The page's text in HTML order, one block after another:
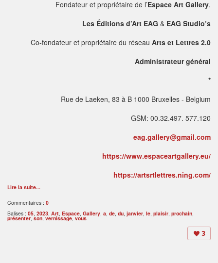
Fondateur et propriétaire de l’Espace Art Gallery,
Les Éditions d’Art EAG & EAG Studio’s
Co-fondateur et propriétaire du réseau Arts et Lettres 2.0
Administrateur général
*
Rue de Laeken, 83 à B 1000 Bruxelles - Belgium
GSM: 00.32.497. 577.120
eag.gallery@gmail.com
https://www.espaceartgallery.eu/
https://artsrtlettres.ning.com/
Lire la suite...
Commentaires : 0
Balises : 05 2023 Art Espace Gallery a de du janvier le plaisir prochain
présenter son vernissage vous
3